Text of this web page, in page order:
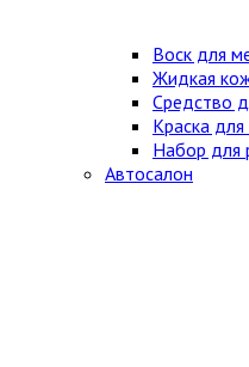
Воск для
Жидкая
Средство
Краска
Набор для
Автосалон